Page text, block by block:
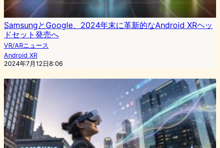
SamsungとGoogle、2024年末に革新的なAndroid XRヘッ
ドセット発売へ
VR/ARニュース
Android XR
2024年7月12日8:06